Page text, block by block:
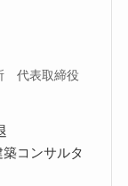
代表取締役
コンサルタ